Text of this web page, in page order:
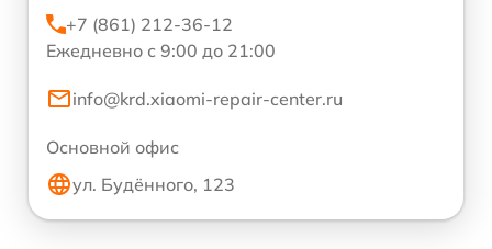
+7 (861) 212-36-12
Ежедневно с 9:00 до 21:00
info@krd.xiaomi-repair-center.ru
Основной офис
ул. Будённого, 123